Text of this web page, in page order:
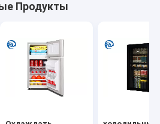
Продукты